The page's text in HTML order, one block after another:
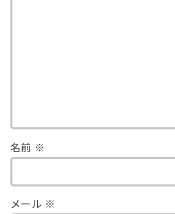
名前 ※
メール ※